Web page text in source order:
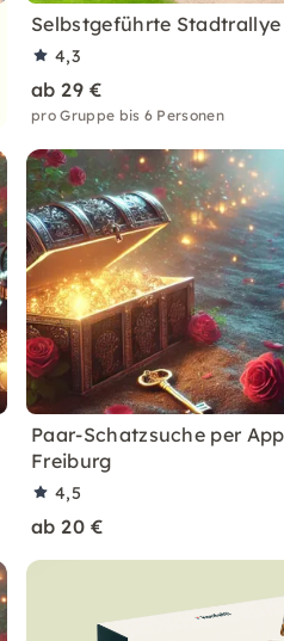
Selbstgeführte
4,3
ab 29 €
pro Gruppe bis 6 Personen
Paar-Schatzsuche per
Freiburg
4,5
ab 20 €